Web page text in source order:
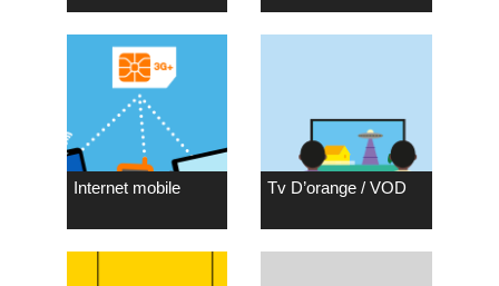
Internet mobile Tv D’orange / VOD